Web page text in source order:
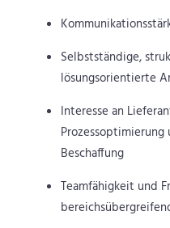
Selbstständige,
lösungsorientierte
Interesse an
Beschaffung
Teamfähigkeit und